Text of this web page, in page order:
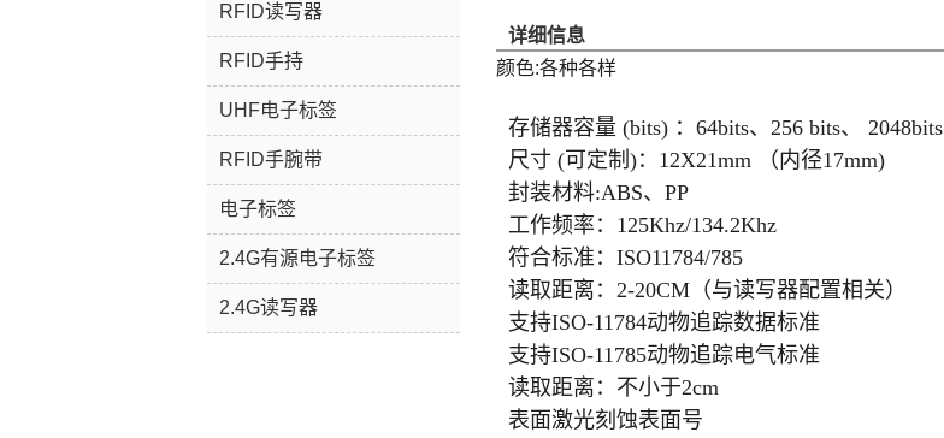
RFID读写器
RFID手持
UHF电子标签
RFID手腕带
电子标签
2.4G有源电子标签
2.4G读写器
详细信息
颜色:各种各样
存储器容量 (bits) ：64bits、256 bits、 2048bits
尺寸 (可定制)：12X21mm （内径17mm)
封装材料:ABS、PP
工作频率：125Khz/134.2Khz
符合标准：ISO11784/785
读取距离：2-20CM（与读写器配置相关）
支持ISO-11784动物追踪数据标准
支持ISO-11785动物追踪电气标准
读取距离：不小于2cm
表面激光刻蚀表面号